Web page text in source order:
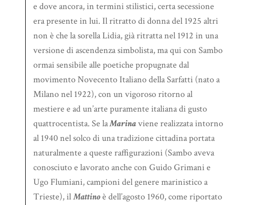
e dove ancora, in termini stilistici, certa secessione
era presente in lui. Il ritratto di donna del 1925 altri
non è che la sorella Lidia, già ritratta nel 1912 in una
versione di ascendenza simbolista, ma qui con Sambo
ormai sensibile alle poetiche propugnate dal
movimento Novecento Italiano della Sarfatti (nato a
Milano nel 1922), con un vigoroso ritorno al
mestiere e ad un’arte puramente italiana di gusto
quattrocentista. Se laMarinaviene realizzata intorno
al 1940 nel solco di una tradizione cittadina portata
naturalmente a queste raffigurazioni (Sambo aveva
conosciuto e lavorato anche con Guido Grimani e
Ugo Flumiani, campioni del genere marinistico a
Trieste), ilMattinoè dell’agosto 1960, come riportato